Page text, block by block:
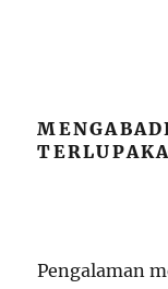
Pengalaman